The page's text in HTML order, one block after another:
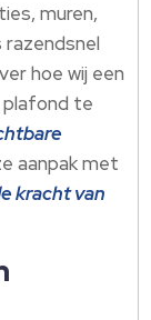
muren,
razendsnel
hoe wij een
plafond te
aanpak met
kracht van